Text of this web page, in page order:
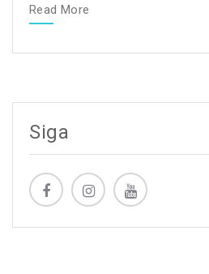
Read More
Siga